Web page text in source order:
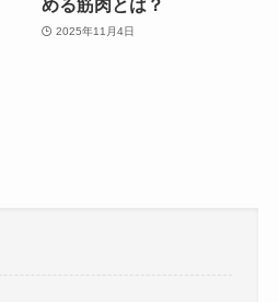
める筋肉とは？
2025年11月4日